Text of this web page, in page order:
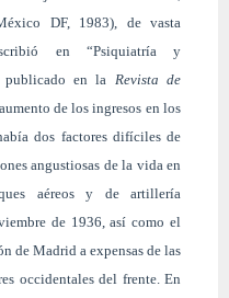
DF, 1983), de vasta
en “Psiquiatría y
publicado en la Revista de
de los ingresos en los
dos factores difíciles de
angustiosas de la vida en
aéreos y de artillería
de 1936, así como el
de Madrid a expensas de las
occidentales del frente. En